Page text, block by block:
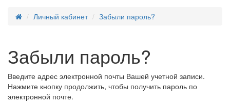
Личный кабинет Забыли пароль?
Забыли пароль?
Введите адрес электронной почты Вашей учетной записи.
Нажмите кнопку продолжить, чтобы получить пароль по
электронной почте.